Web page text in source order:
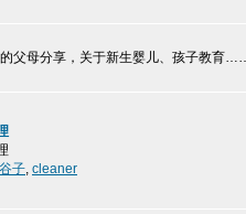
父母分享，关于新生婴儿、孩子教育
子, cleaner